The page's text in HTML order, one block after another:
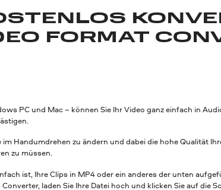
FORMAT
PC und Mac – können Sie Ihr Video ganz einfach in
Handumdrehen zu ändern und dabei die hohe Qualität
zu müssen.
ist, Ihre Clips in MP4 oder ein anderes der unten
laden Sie Ihre Datei hoch und klicken Sie auf die